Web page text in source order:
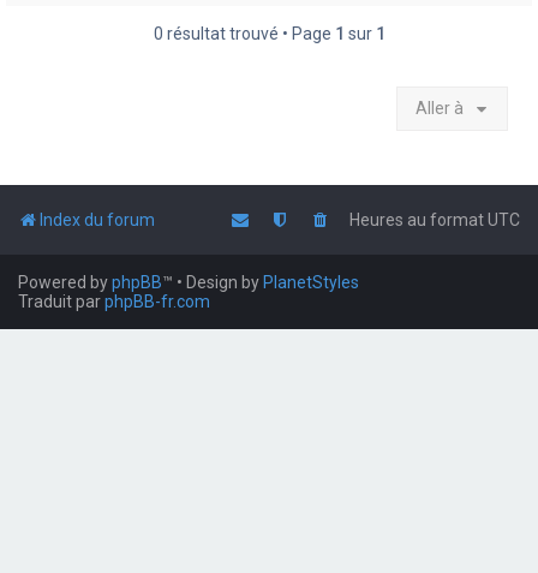
0 résultat trouvé • Page 1 sur 1
Aller à
Index du forum Heures au formatUTC
Powered byphpBB™ • Design by PlanetStyles
Traduit parphpBB-fr.com